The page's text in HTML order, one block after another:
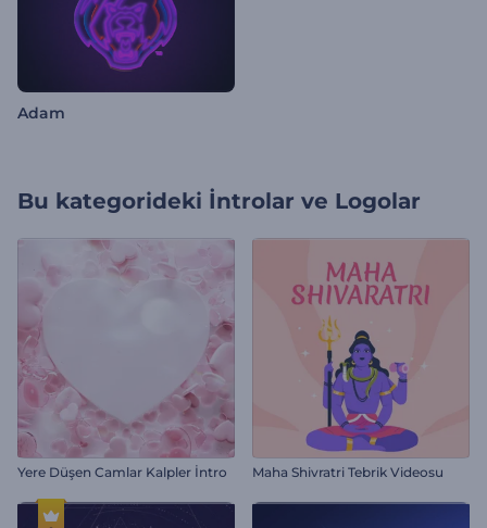
Adam
Bu kategorideki İntrolar ve Logolar
Yere Düşen Camlar Kalpler İntro Maha Shivratri Tebrik Videosu